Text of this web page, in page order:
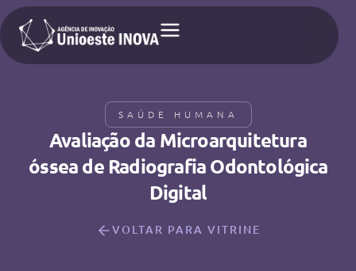
SAÚDE HUMANA
Avaliação da Microarquitetura
óssea de Radiografia Odontológica
Digital
VOLTAR PARA VITRINE